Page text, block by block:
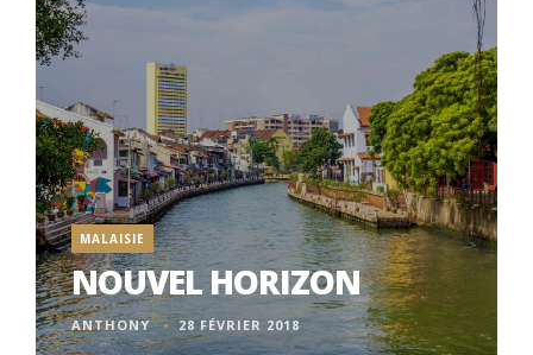
MALAISIE
NOUVEL HORIZON
ANTHONY 28 FÉVRIER 2018